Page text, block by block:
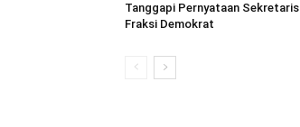
Tanggapi Pernyataan Sekretaris
Fraksi Demokrat